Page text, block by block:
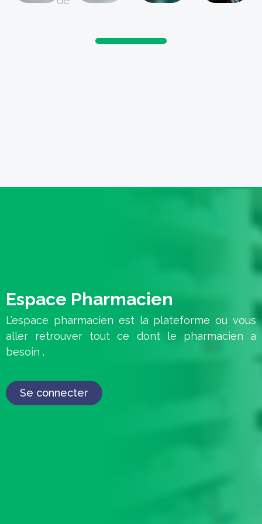
Espace Pharmacien
L’espace pharmacien est la plateforme ou vous
aller retrouver tout ce dont le pharmacien a
besoin .
Se connecter